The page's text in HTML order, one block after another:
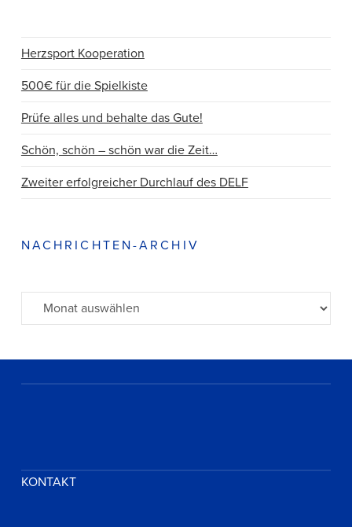
Herzsport Kooperation
500€ für die Spielkiste
Prüfe alles und behalte das Gute!
Schön, schön – schön war die Zeit…
Zweiter erfolgreicher Durchlauf des DELF
NACHRICHTEN-ARCHIV
Archiv
KONTAKT